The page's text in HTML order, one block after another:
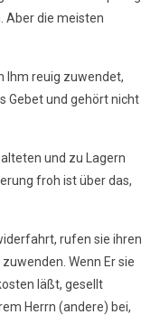
Aber die meisten
Ihm reuig zuwendet,
Gebet und gehört nicht
und zu Lagern
froh ist über das,
rufen sie ihren
Wenn Er sie
läßt, gesellt
Herrn (andere) bei,